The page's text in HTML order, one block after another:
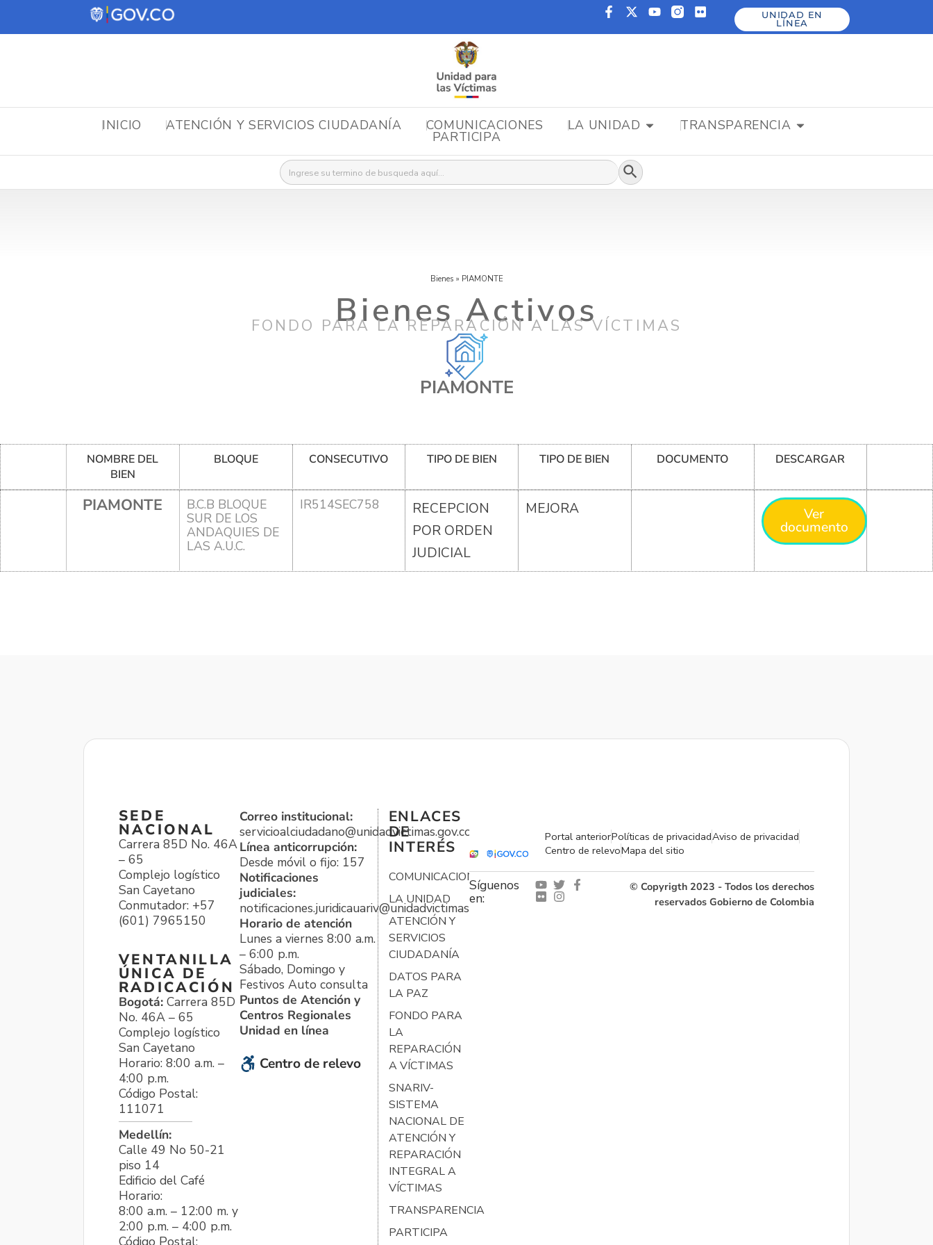
UNIDAD EN
LÍNEA
INICIO ATENCIÓN Y SERVICIOS CIUDADANÍA COMUNICACIONES LA UNIDAD TRANSPARENCIA
PARTICIPA
Buscar: Botón de búsqueda
Bienes » PIAMONTE
Bienes Activos
FONDO PARA LA REPARACIÓN A LAS VÍCTIMAS
PIAMONTE
NOMBRE DEL
BIEN
BLOQUE CONSECUTIVO TIPO DE BIEN TIPO DE BIEN DOCUMENTO DESCARGAR
PIAMONTE
B.C.B BLOQUE
SUR DE LOS
ANDAQUIES DE
LAS A.U.C.
IR514SEC758
RECEPCION
POR ORDEN
JUDICIAL
MEJORA Ver
documento
SEDE
NACIONAL
Carrera 85D No. 46A
– 65
Complejo logístico
San Cayetano
Conmutador: +57
(601) 7965150
VENTANILLA
ÚNICA DE
RADICACIÓN
Bogotá: Carrera 85D
No. 46A – 65
Complejo logístico
San Cayetano
Horario: 8:00 a.m. –
4:00 p.m.
Código Postal:
111071
Medellín:
Calle 49 No 50-21
piso 14
Edificio del Café
Horario:
8:00 a.m. – 12:00 m. y
2:00 p.m. – 4:00 p.m.
Correo institucional:
servicioalciudadano@unidadvictimas.gov.co
Línea anticorrupción:
Desde móvil o fijo: 157
Notificaciones
judiciales:
notificaciones.juridicauariv@unidadvictimas.gov.co
Horario de atención
Lunes a viernes 8:00 a.m.
– 6:00 p.m.
Sábado, Domingo y
Festivos Auto consulta
Puntos de Atención y
Centros Regionales
Unidad en línea
Centro de relevo
ENLACES
DE
INTERÉS
COMUNICACIONES
LA UNIDAD
ATENCIÓN Y
SERVICIOS
CIUDADANÍA
DATOS PARA
LA PAZ
FONDO PARA
LA
REPARACIÓN
A VÍCTIMAS
SNARIV-
SISTEMA
NACIONAL DE
ATENCIÓN Y
REPARACIÓN
INTEGRAL A
VÍCTIMAS
TRANSPARENCIA
PARTICIPA
Portal anteriorPolíticas de privacidadAviso de privacidad
Centro de relevoMapa del sitio
Síguenos
en:
© Copyrigth 2023 - Todos los derechos
reservados Gobierno de Colombia